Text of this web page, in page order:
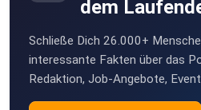
handPerle
now
Jussuf
dem
Schließe Dich 26.000+
interessante Fakten über das
Redaktion, Job-Angebote,